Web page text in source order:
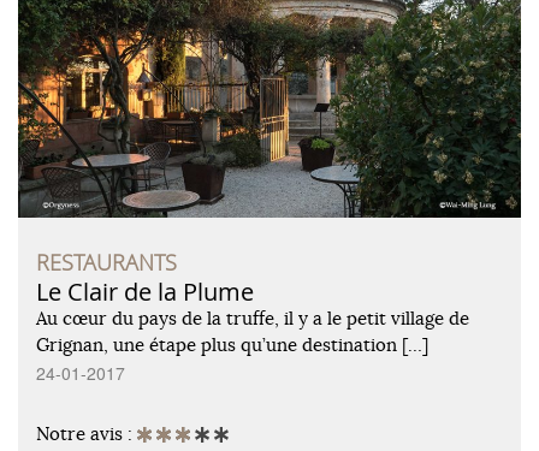
RESTAURANTS
Le Clair de la Plume
Au cœur du pays de la truffe, il y a le petit village de
Grignan, une étape plus qu’une destination […]
24-01-2017
Notre avis :